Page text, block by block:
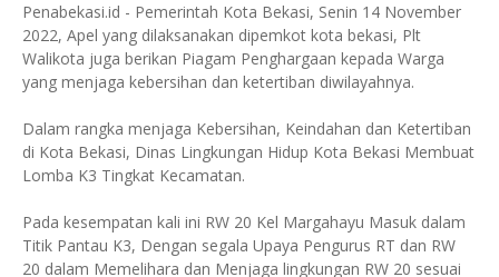
Penabekasi.id - Pemerintah Kota Bekasi, Senin 14 November
2022, Apel yang dilaksanakan dipemkot kota bekasi, Plt
Walikota juga berikan Piagam Penghargaan kepada Warga
yang menjaga kebersihan dan ketertiban diwilayahnya.
Dalam rangka menjaga Kebersihan, Keindahan dan Ketertiban
di Kota Bekasi, Dinas Lingkungan Hidup Kota Bekasi Membuat
Lomba K3 Tingkat Kecamatan.
Pada kesempatan kali ini RW 20 Kel Margahayu Masuk dalam
Titik Pantau K3, Dengan segala Upaya Pengurus RT dan RW
20 dalam Memelihara dan Menjaga lingkungan RW 20 sesuai